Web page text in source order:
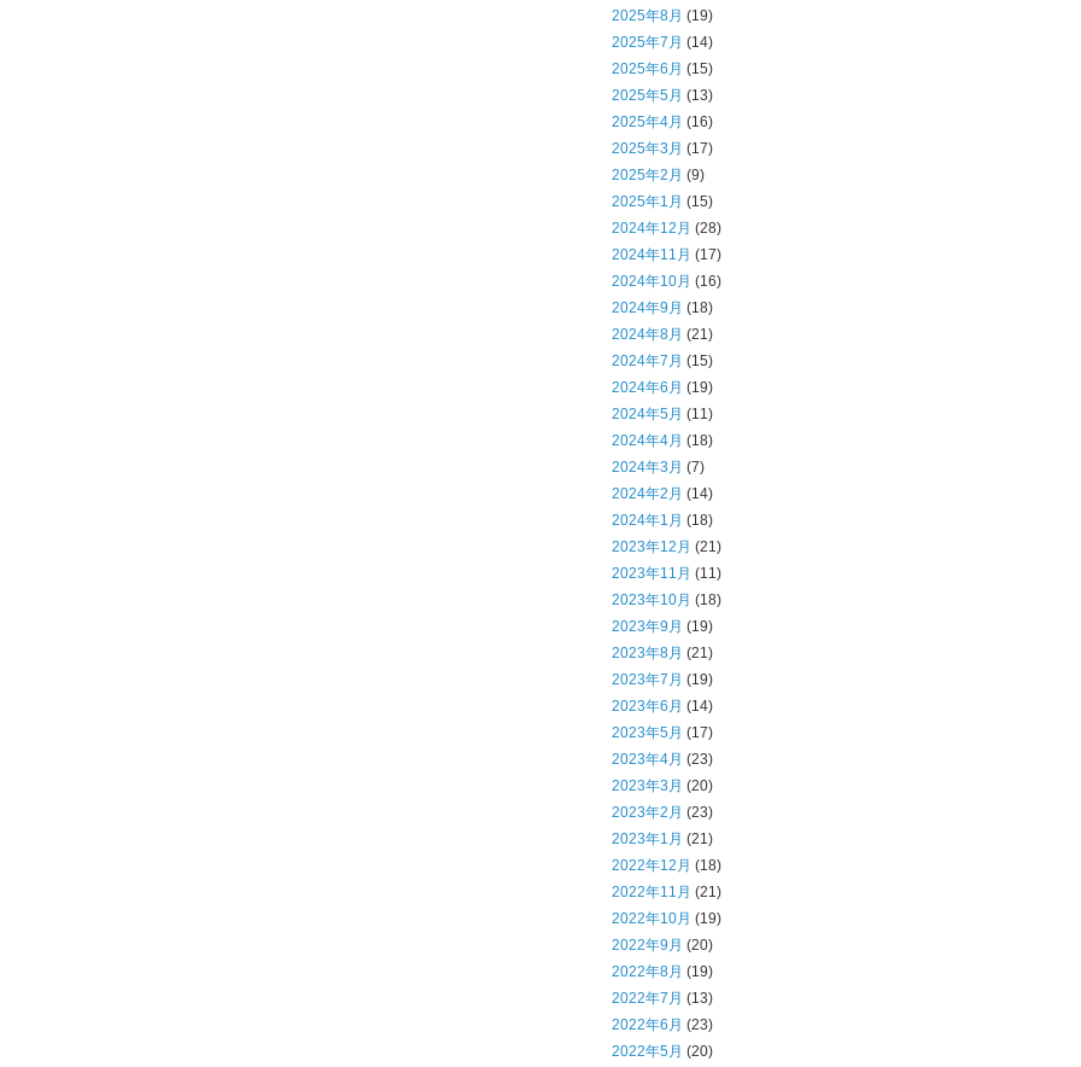
2025年8月 (19)
2025年7月 (14)
2025年6月 (15)
2025年5月 (13)
2025年4月 (16)
2025年3月 (17)
2025年2月 (9)
2025年1月 (15)
2024年12月 (28)
2024年11月 (17)
2024年10月 (16)
2024年9月 (18)
2024年8月 (21)
2024年7月 (15)
2024年6月 (19)
2024年5月 (11)
2024年4月 (18)
2024年3月 (7)
2024年2月 (14)
2024年1月 (18)
2023年12月 (21)
2023年11月 (11)
2023年10月 (18)
2023年9月 (19)
2023年8月 (21)
2023年7月 (19)
2023年6月 (14)
2023年5月 (17)
2023年4月 (23)
2023年3月 (20)
2023年2月 (23)
2023年1月 (21)
2022年12月 (18)
2022年11月 (21)
2022年10月 (19)
2022年9月 (20)
2022年8月 (19)
2022年7月 (13)
2022年6月 (23)
2022年5月 (20)